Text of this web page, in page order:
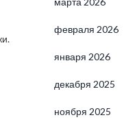
февраля 2026
января 2026
декабря 2025
ноября 2025